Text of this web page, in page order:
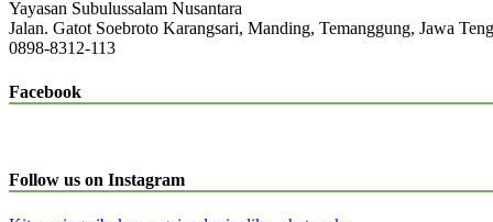
Yayasan Subulussalam Nusantara
Jalan. Gatot Soebroto Karangsari, Manding, Temanggung, Jawa
0898-8312-113
Facebook
Follow us on Instagram